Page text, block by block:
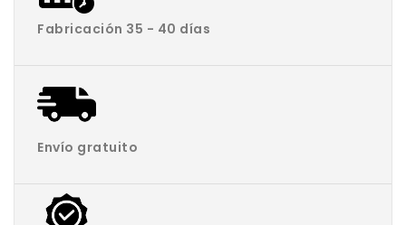
Fabricación 35 - 40 días
Envío gratuito